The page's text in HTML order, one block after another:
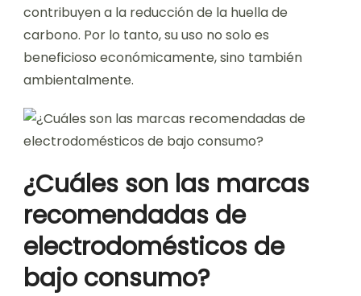
contribuyen a la reducción de la huella de
carbono. Por lo tanto, su uso no solo es
beneficioso económicamente, sino también
ambientalmente.
¿Cuáles son las marcas
recomendadas de
electrodomésticos de
bajo consumo?